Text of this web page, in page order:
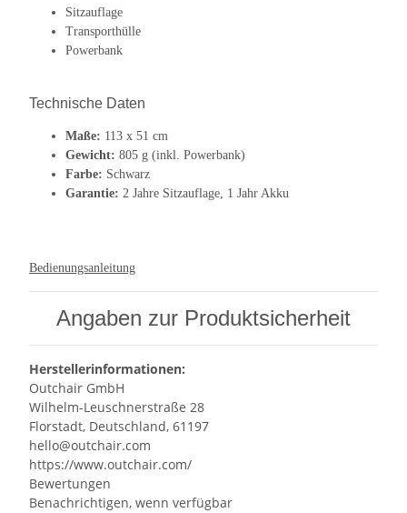
Sitzauflage
Transporthülle
Powerbank
Technische Daten
Maße: 113 x 51 cm
Gewicht: 805 g (inkl. Powerbank)
Farbe: Schwarz
Garantie: 2 Jahre Sitzauflage, 1 Jahr Akku
Bedienungsanleitung
Angaben zur Produktsicherheit
Herstellerinformationen:
Outchair GmbH
Wilhelm-Leuschnerstraße 28
Florstadt, Deutschland, 61197
hello@outchair.com
https://www.outchair.com/
Bewertungen
Benachrichtigen, wenn verfügbar